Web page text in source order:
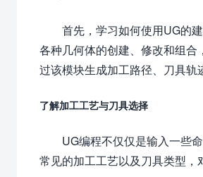
首先，学习如何使用UG的
各种几何体的创建、修改和组合
过该模块生成加工路径、刀具轨
了解加工工艺与刀具选择
UG编程不仅仅是输入一些
常见的加工工艺以及刀具类型，